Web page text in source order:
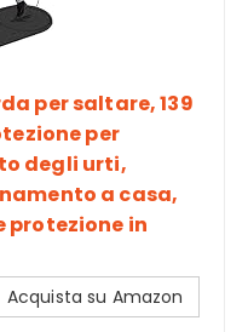
per saltare, 139
per
degli urti,
a casa,
protezione in
Acquista su Amazon